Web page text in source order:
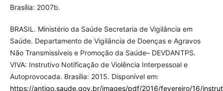
Brasília: 2007b.
BRASIL. Ministério da Saúde Secretaria de Vigilância em
Saúde. Departamento de Vigilância de Doenças e Agravos
Não Transmissíveis e Promoção da Saúde– DEVDANTPS.
VIVA: Instrutivo Notificação de Violência Interpessoal e
Autoprovocada. Brasília: 2015. Disponível em:
https://antigo.saude.gov.br/images/pdf/2016/fevereiro/16/